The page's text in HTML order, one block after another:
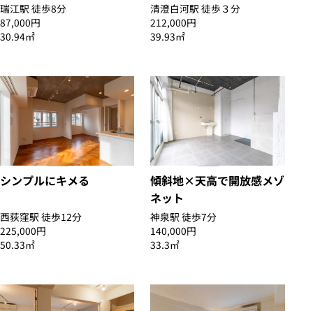
瑞江駅 徒歩8分
87,000円
30.94㎡
清澄白河駅 徒歩３分
212,000円
39.93㎡
シンプルにキメる
西荻窪駅 徒歩12分
225,000円
50.33㎡
傾斜地×天高で開放感メゾ
ネット
神泉駅 徒歩7分
140,000円
33.3㎡